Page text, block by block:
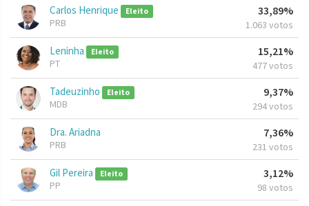
Carlos Henrique Eleito
PRB
33,89%
1.063 votos
Leninha Eleito
PT
15,21%
477 votos
Tadeuzinho Eleito
MDB
9,37%
294 votos
Dra. Ariadna
PRB
7,36%
231 votos
Gil Pereira Eleito
PP
3,12%
98 votos